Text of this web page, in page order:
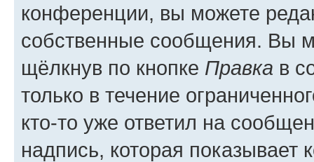
конференции, вы можете
собственные сообщения. Вы
щёлкнув по кнопке Правка в
только в течение
кто-то уже ответил на
надпись, которая показывает